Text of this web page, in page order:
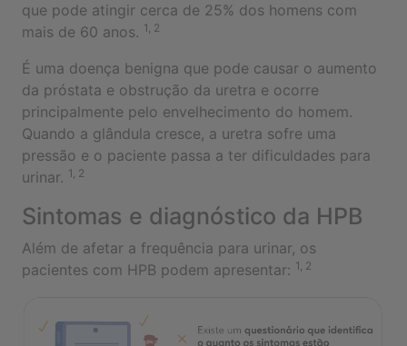
que pode atingir cerca de 25% dos homens com
mais de 60 anos. 1, 2
É uma doença benigna que pode causar o aumento
da próstata e obstrução da uretra e ocorre
principalmente pelo envelhecimento do homem.
Quando a glândula cresce, a uretra sofre uma
pressão e o paciente passa a ter dificuldades para
urinar. 1, 2
Sintomas e diagnóstico da HPB
Além de afetar a frequência para urinar, os
pacientes com HPB podem apresentar: 1, 2